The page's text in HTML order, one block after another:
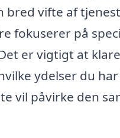
bred vifte af
fokuserer på
er vigtigt at klare
ydelser du
vil påvirke den